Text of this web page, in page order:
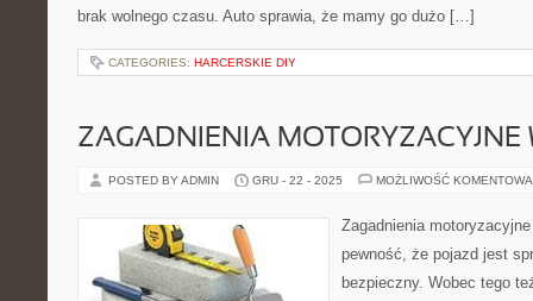
brak wolnego czasu. Auto sprawia, że mamy go dużo […]
CATEGORIES: HARCERSKIE DIY
ZAGADNIENIA MOTORYZACYJNE
POSTED BY ADMIN GRU - 22 - 2025 MOŻLIWOŚĆ
Zagadnienia
pewność, że pojazd jest
bezpieczny. Wobec tego